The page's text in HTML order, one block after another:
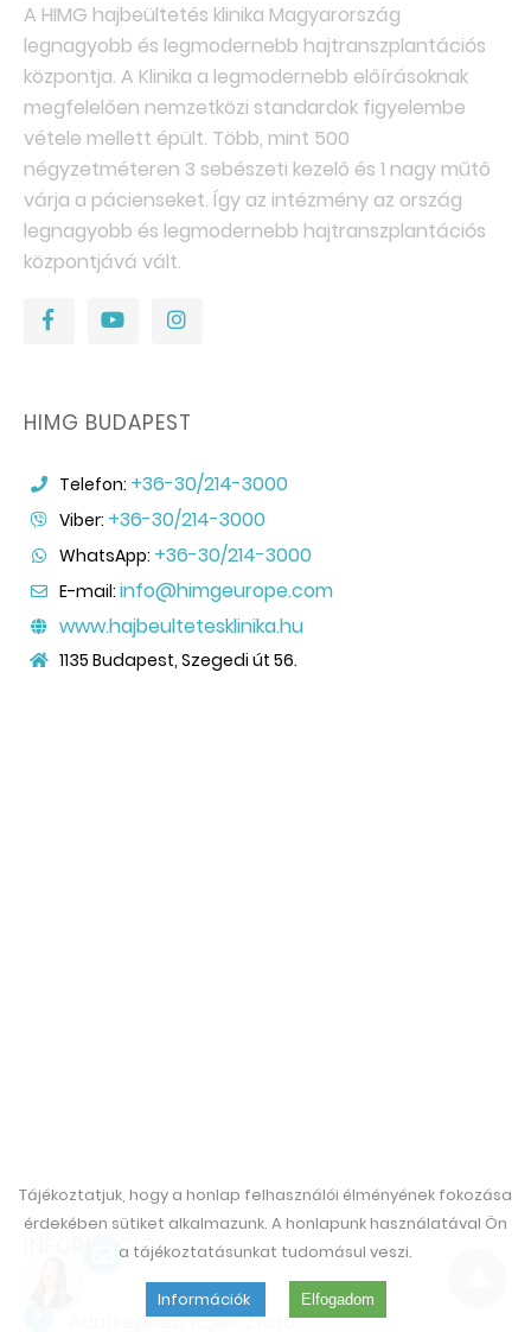
A HIMG hajbeültetés klinika Magyarország
legnagyobb és legmodernebb hajtranszplantációs
központja. A Klinika a legmodernebb előírásoknak
megfelelően nemzetközi standardok figyelembe
vétele mellett épült. Több, mint 500
négyzetméteren 3 sebészeti kezelő és 1 nagy műtő
várja a pácienseket. Így az intézmény az ország
legnagyobb és legmodernebb hajtranszplantációs
központjává vált.
HIMG BUDAPEST
Telefon: +36-30/214-3000
Viber: +36-30/214-3000
WhatsApp: +36-30/214-3000
E-mail: info@himgeurope.com
www.hajbeultetesklinika.hu
1135 Budapest, Szegedi út 56.
INFORMÁCIÓK
Adatkezelési tájékoztató
Tájékoztatjuk, hogy a honlap felhasználói élményének fokozása
érdekében sütiket alkalmazunk. A honlapunk használatával Ön
a tájékoztatásunkat tudomásul veszi.
Információk Elfogadom